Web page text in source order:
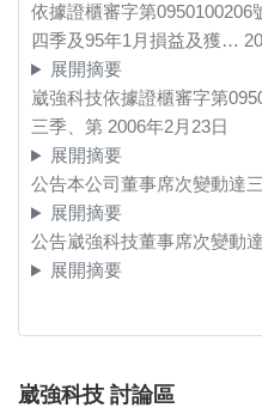
依據證櫃審字第
四季及95年1月損益及獲…
展開摘要
崴強科技依據證櫃審字第
三季、第 2006年2月23日
展開摘要
公告本公司董事席次變動達
展開摘要
公告崴強科技董事席次變動
展開摘要
崴強科技 討論區